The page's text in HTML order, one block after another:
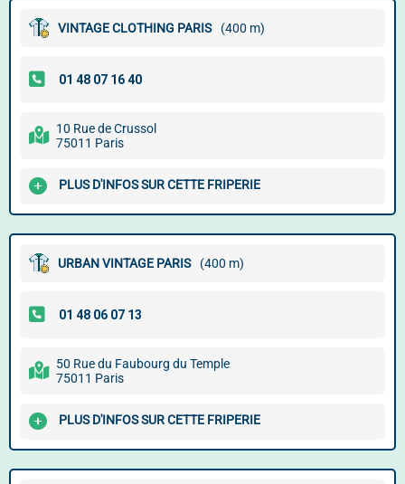
VINTAGE CLOTHING PARIS (400 m)
10 Rue de Crussol
75011 Paris
PLUS D'INFOS SUR CETTE FRIPERIE
URBAN VINTAGE PARIS (400 m)
50 Rue du Faubourg du Temple
75011 Paris
PLUS D'INFOS SUR CETTE FRIPERIE